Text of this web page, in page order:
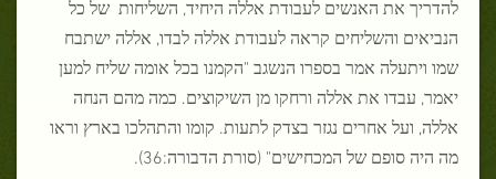
להדריך את האנשים לעבודת אללה היחיד, השליחות של כל
הנביאים והשליחים קראה לעבודת אללה לבדו, אללה ישתבח
שמו ויתעלה אמר בספרו הנשגב "הקמנו בכל אומה שליח למען
יאמר, עבדו את אללה ורחקו מן השיקוצים. כמה מהם הנחה
אללה, ועל אחרים נגזר בצדק לתעות. קומו והתהלכו בארץ וראו
מה היה סופם של המכחישים" (סורת הדבורה:36).